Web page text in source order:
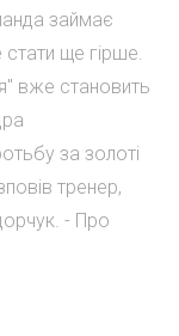
займає
ще гірше.
вже становить
за золоті
тренер,
- Про